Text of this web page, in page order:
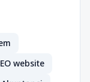
website